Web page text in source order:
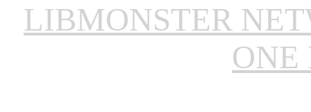
LIBMONSTER
ONE